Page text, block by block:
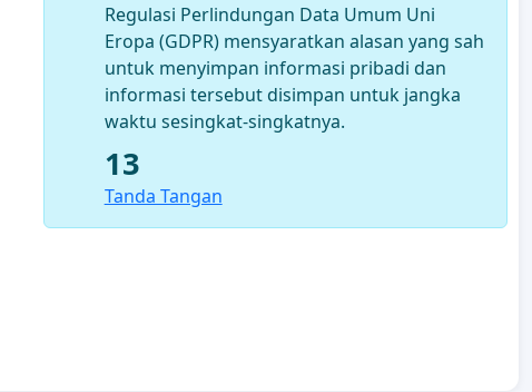
Regulasi Perlindungan Data Umum Uni
Eropa (GDPR) mensyaratkan alasan yang sah
untuk menyimpan informasi pribadi dan
informasi tersebut disimpan untuk jangka
waktu sesingkat-singkatnya.
13
Tanda Tangan